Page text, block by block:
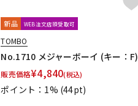
新品 WEB注文店頭受取可
TOMBO
No.1710 メジャーボーイ (キー：F)
販売価格¥4,840(税込)
ポイント：1% (44pt)